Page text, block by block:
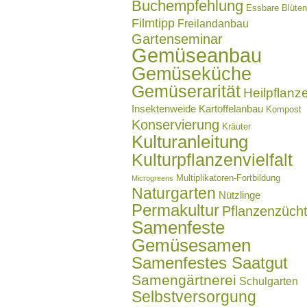
Buchempfehlung Essbare Blüten
Filmtipp Freilandanbau
Gartenseminar
Gemüseanbau
Gemüseküche
Gemüserarität
Insektenweide Kartoffelanbau Kompost
Konservierung Kräuter
Kulturanleitung
Kulturpflanzenvielfalt
Microgreens Multiplikatoren-Fortbildung
Naturgarten Nützlinge
Permakultur
Samenfeste
Gemüsesamen
Samenfestes Saatgut
Samengärtnerei Schulgarten
Selbstversorgung